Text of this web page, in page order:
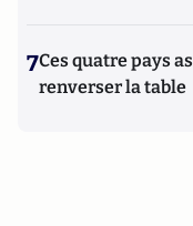
7Ces quatre pays
renverser la table